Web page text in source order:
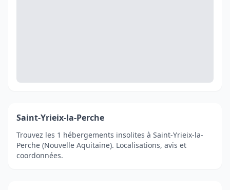
Saint-Yrieix-la-Perche
Trouvez les 1 hébergements insolites à Saint-Yrieix-la-
Perche (Nouvelle Aquitaine). Localisations, avis et
coordonnées.